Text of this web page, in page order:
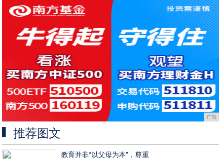
广告
推荐图文
教育并非“以父母为本”，尊重